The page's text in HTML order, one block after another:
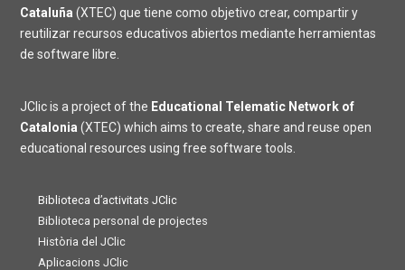
Cataluña (XTEC) que tiene como objetivo crear, compartir y
reutilizar recursos educativos abiertos mediante herramientas
de software libre.
JClic is a project of the Educational Telematic Network of
Catalonia (XTEC) which aims to create, share and reuse open
educational resources using free software tools.
Biblioteca d’activitats JClic
Biblioteca personal de projectes
Història del JClic
Aplicacions JClic